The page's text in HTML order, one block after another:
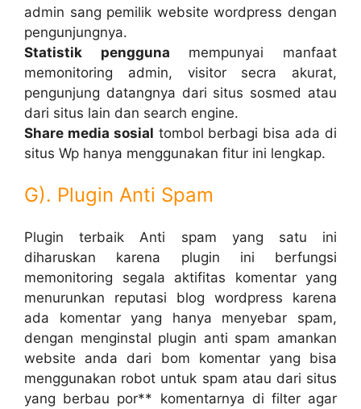
admin sang pemilik website wordpress dengan
pengunjungnya.
Statistik pengguna mempunyai manfaat
memonitoring admin, visitor secra akurat,
pengunjung datangnya dari situs sosmed atau
dari situs lain dan search engine.
Share media sosial tombol berbagi bisa ada di
situs Wp hanya menggunakan fitur ini lengkap.
G). Plugin Anti Spam
Plugin terbaik Anti spam yang satu ini
diharuskan karena plugin ini berfungsi
memonitoring segala aktifitas komentar yang
menurunkan reputasi blog wordpress karena
ada komentar yang hanya menyebar spam,
dengan menginstal plugin anti spam amankan
website anda dari bom komentar yang bisa
menggunakan robot untuk spam atau dari situs
yang berbau por** komentarnya di filter agar